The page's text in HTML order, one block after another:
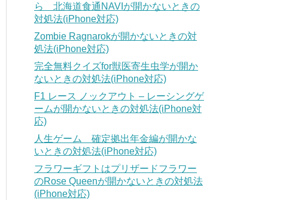
ら 北海道食通NAVIが開かないときの
対処法(iPhone対応)
Zombie Ragnarokが開かないときの対
処法(iPhone対応)
完全無料クイズfor獣医寄生虫学が開か
ないときの対処法(iPhone対応)
F1 レース ノックアウト – レーシングゲ
ームが開かないときの対処法(iPhone対
応)
人生ゲーム 確定拠出年金編が開かな
いときの対処法(iPhone対応)
フラワーギフトはプリザードフラワー
のRose Queenが開かないときの対処法
(iPhone対応)